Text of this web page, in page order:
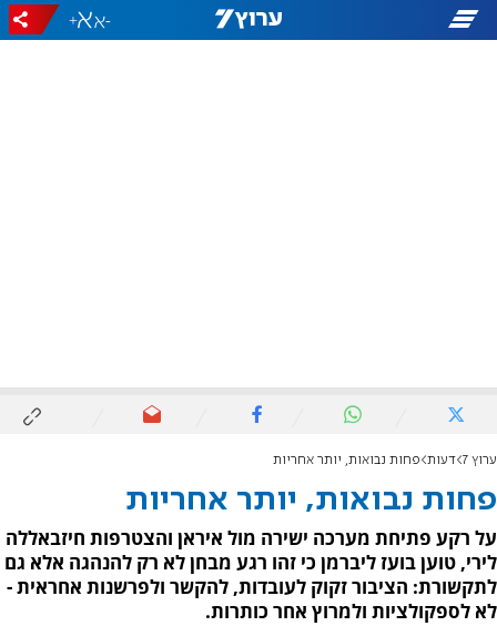
-
+
ערוץ 7 דעות פחות נבואות, יותר אחריות
פחות נבואות, יותר אחריות
על רקע פתיחת מערכה ישירה מול איראן והצטרפות חיזבאללה
לירי, טוען בועז ליברמן כי זהו רגע מבחן לא רק להנהגה אלא גם
לתקשורת: הציבור זקוק לעובדות, להקשר ולפרשנות אחראית -
לא לספקולציות ולמרוץ אחר כותרות.